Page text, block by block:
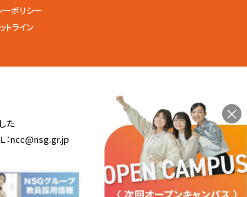
×
ーポリシー
トライン
た
ncc@nsg.gr.jp